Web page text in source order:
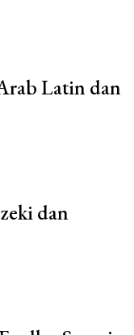
Latin dan
dan